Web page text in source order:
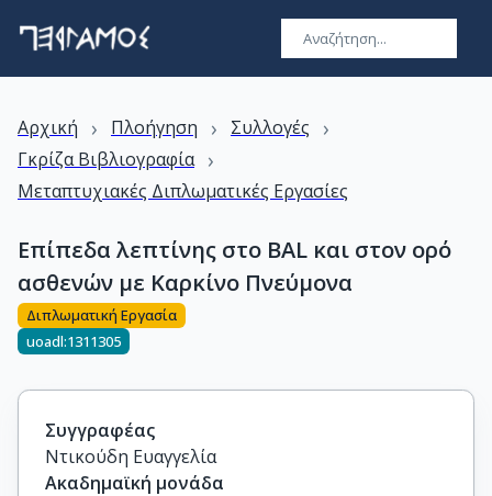
Αρχική › Πλοήγηση › Συλλογές ›
Γκρίζα Βιβλιογραφία ›
Μεταπτυχιακές Διπλωματικές Εργασίες
Επίπεδα λεπτίνης στο BAL και στον ορό
ασθενών με Καρκίνο Πνεύμονα
Διπλωματική Εργασία
uoadl:1311305
Συγγραφέας
Ντικούδη Ευαγγελία
Ακαδημαϊκή μονάδα